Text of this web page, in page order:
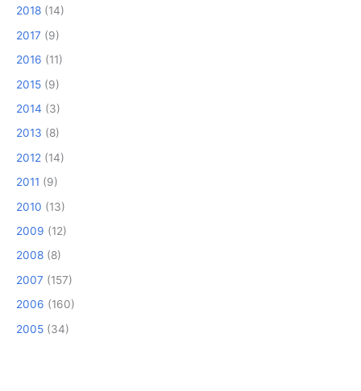
2018 (14)
2017 (9)
2016 (11)
2015 (9)
2014 (3)
2013 (8)
2012 (14)
2011 (9)
2010 (13)
2009 (12)
2008 (8)
2007 (157)
2006 (160)
2005 (34)